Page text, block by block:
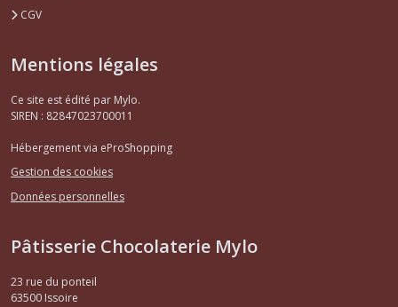
CGV
Mentions légales
Ce site est édité par Mylo.
SIREN : 82847023700011
Hébergement via eProShopping
Gestion des cookies
Données personnelles
Pâtisserie Chocolaterie Mylo
23 rue du ponteil
63500 Issoire